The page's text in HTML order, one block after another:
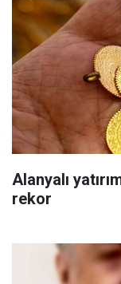
Alanyalı
rekor